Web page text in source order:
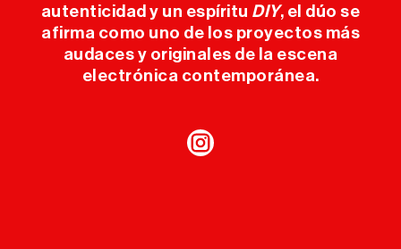
autenticidad y un espíritu DIY, el dúo se
afirma como uno de los proyectos más
audaces y originales de la escena
electrónica contemporánea.